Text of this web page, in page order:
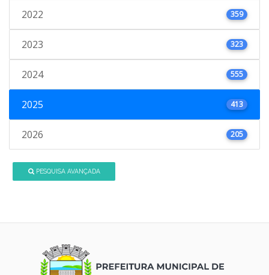
2022 359
2023 323
2024 555
2025 413
2026 205
PESQUISA AVANÇADA